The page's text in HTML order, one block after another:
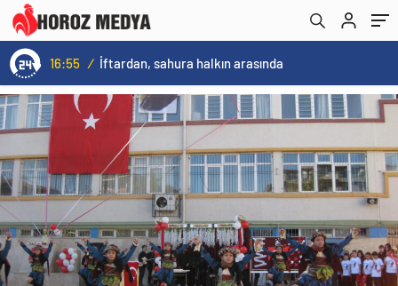
16:55 / İftardan, sahura halkın arasında